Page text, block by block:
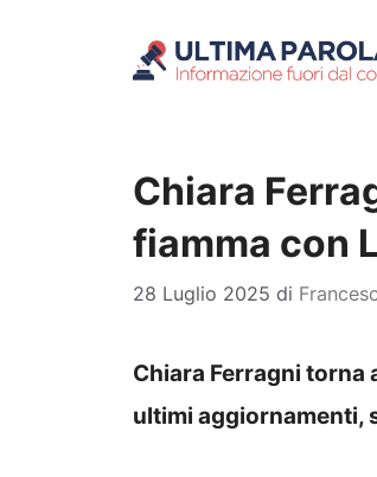
Chiara
fiamma con
28 Luglio 2025 di
Chiara Ferragni torna
ultimi aggiornamenti,